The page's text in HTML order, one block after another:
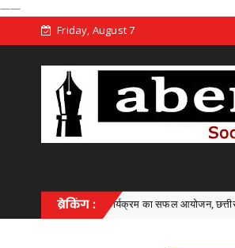
——
Friday, August 7
ब्रेकिंग :
कार्यक्रम का सफल आयोजन, छत्तीसगढ़ के प्रथम